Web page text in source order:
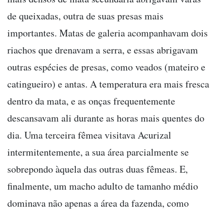
de queixadas, outra de suas presas mais
importantes. Matas de galeria acompanhavam dois
riachos que drenavam a serra, e essas abrigavam
outras espécies de presas, como veados (mateiro e
catingueiro) e antas. A temperatura era mais fresca
dentro da mata, e as onças frequentemente
descansavam ali durante as horas mais quentes do
dia. Uma terceira fêmea visitava Acurizal
intermitentemente, a sua área parcialmente se
sobrepondo àquela das outras duas fêmeas. E,
finalmente, um macho adulto de tamanho médio
dominava não apenas a área da fazenda, como